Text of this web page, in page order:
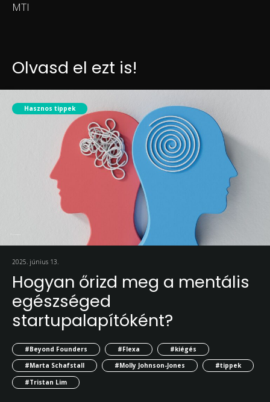
MTI
Olvasd el ezt is!
Hasznos tippek
2025. június 13.
Hogyan őrizd meg a mentális
egészséged
startupalapítóként?
#Beyond Founders #Flexa
#kiégés
#Marta Schafstall
#Molly Johnson-Jones
#tippek
#Tristan Lim